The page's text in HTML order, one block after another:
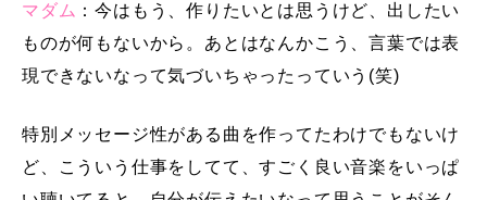
マダム ：今はもう、作りたいとは思うけど、出したい
ものが何もないから。あとはなんかこう、言葉では表
現できないなって気づいちゃったっていう(笑)
特別メッセージ性がある曲を作ってたわけでもないけ
ど、こういう仕事をしてて、すごく良い音楽をいっぱ